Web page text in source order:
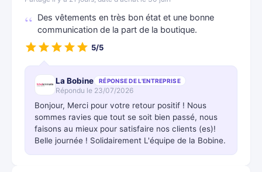
Des vêtements en très bon état et une bonne
communication de la part de la boutique.
5/5
La Bobine RÉPONSE DE L'ENTREPRISE
Répondu le 23/07/2026
Bonjour, Merci pour votre retour positif ! Nous
sommes ravies que tout se soit bien passé, nous
faisons au mieux pour satisfaire nos clients (es)!
Belle journée ! Solidairement L'équipe de la Bobine.